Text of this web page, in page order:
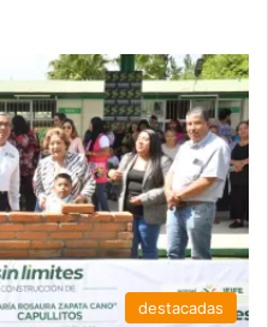
destacadas